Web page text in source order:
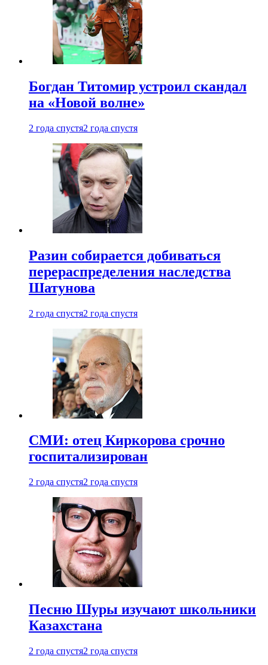
Богдан Титомир устроил скандал
на «Новой волне»
2 года спустя2 года спустя
Разин собирается добиваться
перераспределения наследства
Шатунова
2 года спустя2 года спустя
СМИ: отец Киркорова срочно
госпитализирован
2 года спустя2 года спустя
Песню Шуры изучают школьники
Казахстана
2 года спустя2 года спустя